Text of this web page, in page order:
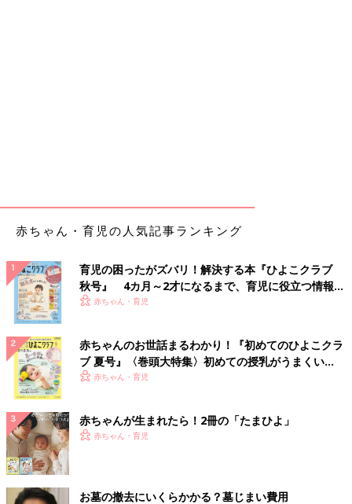
赤ちゃん・育児の人気記事ランキング
育児の困ったがズバリ！解決する本『ひよこクラブ
秋号』 4カ月～2才になるまで、育児に役立つ情報が
いっぱい！
赤ちゃん・育児
赤ちゃんのお世話まるわかり！『初めてのひよこクラ
ブ 夏号』〈巻頭大特集〉初めての授乳がうまくい
く！ おっぱい・ミルクの基本と夏のトラブル 解決テ
赤ちゃん・育児
赤ちゃんが生まれたら！2冊の「たまひよ」
赤ちゃん・育児
お墓の撤去にいくらかかる？墓じまい費用